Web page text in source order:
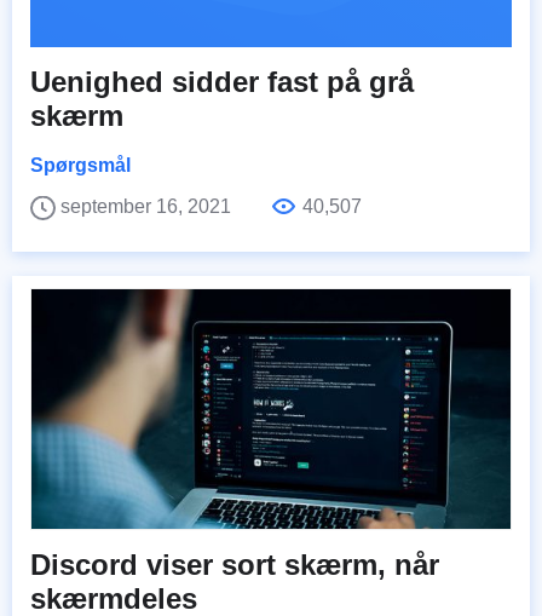
Uenighed sidder fast på grå
skærm
Spørgsmål
september 16, 2021
40,507
Discord viser sort skærm, når
skærmdeles